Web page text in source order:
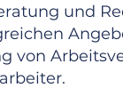
und
von